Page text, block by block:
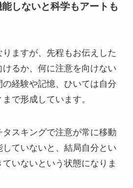
しないと科学もアートも
ますが、先程もお伝えした
けるか、何に注意を向けない
経験や記憶、ひいては自分
で形成しています。
スキングで注意が常に移動
していないと、結局自分とい
いないという状態になりま